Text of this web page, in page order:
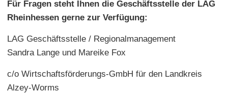
Für Fragen steht Ihnen die Geschäftsstelle der LAG
Rheinhessen gerne zur Verfügung:
LAG Geschäftsstelle / Regionalmanagement
Sandra Lange und Mareike Fox
c/o Wirtschaftsförderungs-GmbH für den Landkreis
Alzey-Worms